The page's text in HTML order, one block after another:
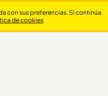
con sus preferencias. Si continúa
de cookies